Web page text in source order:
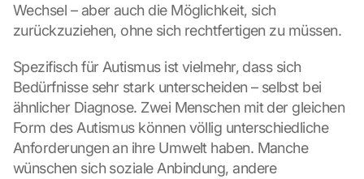
Wechsel – aber auch die Möglichkeit, sich
zurückzuziehen, ohne sich rechtfertigen zu müssen.
Spezifisch für Autismus ist vielmehr, dass sich
Bedürfnisse sehr stark unterscheiden – selbst bei
ähnlicher Diagnose. Zwei Menschen mit der gleichen
Form des Autismus können völlig unterschiedliche
Anforderungen an ihre Umwelt haben. Manche
wünschen sich soziale Anbindung, andere
:
B
c
i
c
k
i
n